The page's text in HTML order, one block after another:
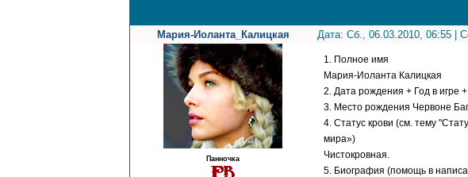
Мария-Иоланта_Калицкая Дата: Сб., 06.03.2010, 06:55 |
Панночка
1. Полное имя
Мария-Иоланта Калицкая
2. Дата рождения + Год в игре
3. Место рождения Червоне
4. Статус крови (см. тему
мира»)
Чистокровная.
5. Биография (помощь в